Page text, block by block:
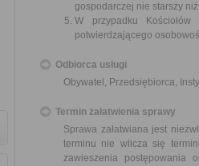
gospodarczej nie starszy
W przypadku
potwierdzającego
Odbiorca usługi
Obywatel, Przedsiębiorca,
Termin załatwienia sprawy
Sprawa załatwiana jest
terminu nie wlicza się
zawieszenia postępowania